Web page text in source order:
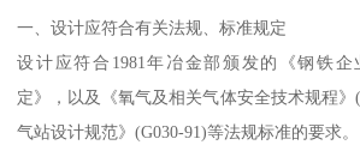
一、设计应符合有关法规、标准规定
设计应符合1981年冶金部颁发的《钢铁
定》，以及《氧气及相关气体安全技术规程》
气站设计规范》(G030-91)等法规标准的要求。